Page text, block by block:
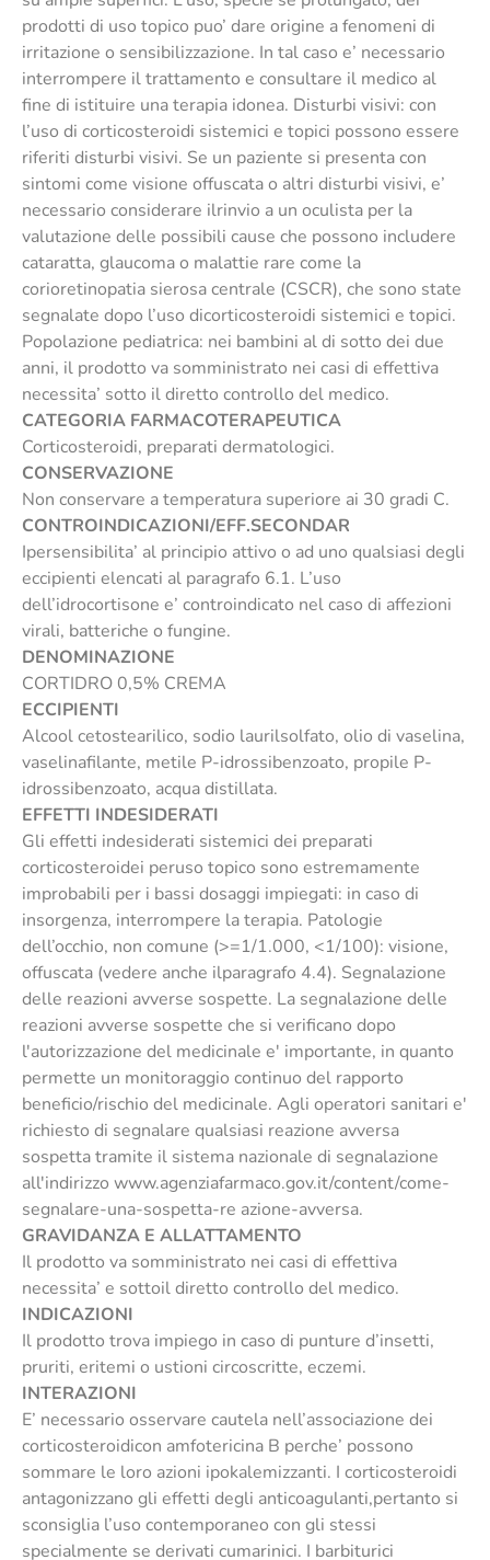
prodotti di uso topico puo’ dare origine a fenomeni di
irritazione o sensibilizzazione. In tal caso e’ necessario
interrompere il trattamento e consultare il medico al
fine di istituire una terapia idonea. Disturbi visivi: con
l’uso di corticosteroidi sistemici e topici possono essere
riferiti disturbi visivi. Se un paziente si presenta con
sintomi come visione offuscata o altri disturbi visivi, e’
necessario considerare ilrinvio a un oculista per la
valutazione delle possibili cause che possono includere
cataratta, glaucoma o malattie rare come la
corioretinopatia sierosa centrale (CSCR), che sono state
segnalate dopo l’uso dicorticosteroidi sistemici e topici.
Popolazione pediatrica: nei bambini al di sotto dei due
anni, il prodotto va somministrato nei casi di effettiva
necessita’ sotto il diretto controllo del medico.
CATEGORIA FARMACOTERAPEUTICA
Corticosteroidi, preparati dermatologici.
CONSERVAZIONE
Non conservare a temperatura superiore ai 30 gradi C.
CONTROINDICAZIONI/EFF.SECONDAR
Ipersensibilita’ al principio attivo o ad uno qualsiasi degli
eccipienti elencati al paragrafo 6.1. L’uso
dell’idrocortisone e’ controindicato nel caso di affezioni
virali, batteriche o fungine.
DENOMINAZIONE
CORTIDRO 0,5% CREMA
ECCIPIENTI
Alcool cetostearilico, sodio laurilsolfato, olio di vaselina,
vaselinafilante, metile P-idrossibenzoato, propile P-
idrossibenzoato, acqua distillata.
EFFETTI INDESIDERATI
Gli effetti indesiderati sistemici dei preparati
corticosteroidei peruso topico sono estremamente
improbabili per i bassi dosaggi impiegati: in caso di
insorgenza, interrompere la terapia. Patologie
dell’occhio, non comune (>=1/1.000, <1/100): visione,
offuscata (vedere anche ilparagrafo 4.4). Segnalazione
delle reazioni avverse sospette. La segnalazione delle
reazioni avverse sospette che si verificano dopo
l'autorizzazione del medicinale e' importante, in quanto
permette un monitoraggio continuo del rapporto
beneficio/rischio del medicinale. Agli operatori sanitari e'
richiesto di segnalare qualsiasi reazione avversa
sospetta tramite il sistema nazionale di segnalazione
all'indirizzo www.agenziafarmaco.gov.it/content/come-
segnalare-una-sospetta-re azione-avversa.
GRAVIDANZA E ALLATTAMENTO
Il prodotto va somministrato nei casi di effettiva
necessita’ e sottoil diretto controllo del medico.
INDICAZIONI
Il prodotto trova impiego in caso di punture d’insetti,
pruriti, eritemi o ustioni circoscritte, eczemi.
INTERAZIONI
E’ necessario osservare cautela nell’associazione dei
corticosteroidicon amfotericina B perche’ possono
sommare le loro azioni ipokalemizzanti. I corticosteroidi
antagonizzano gli effetti degli anticoagulanti,pertanto si
sconsiglia l’uso contemporaneo con gli stessi
specialmente se derivati cumarinici. I barbiturici